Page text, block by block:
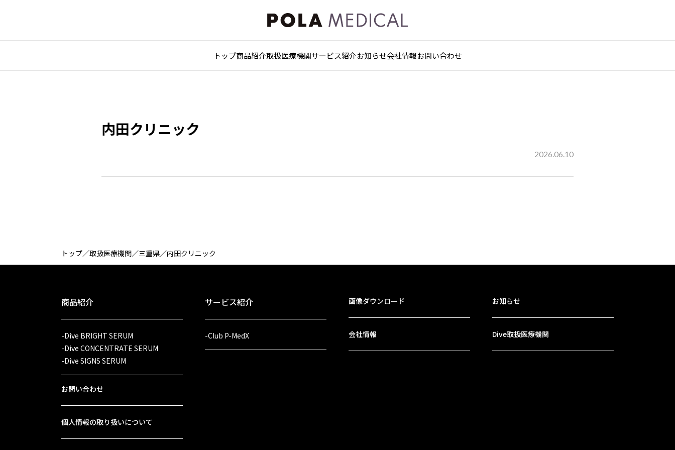
トップ商品紹介取扱医療機関サービス紹介お知らせ会社情報お問い合わせ
内田クリニック
2026.06.10
トップ／取扱医療機関／三重県／内田クリニック
商品紹介
-Dive BRIGHT SERUM
-Dive CONCENTRATE SERUM
-Dive SIGNS SERUM
サービス紹介
-Club P-MedX
画像ダウンロード
会社情報
お知らせ
Dive取扱医療機関
お問い合わせ
個人情報の取り扱いについて